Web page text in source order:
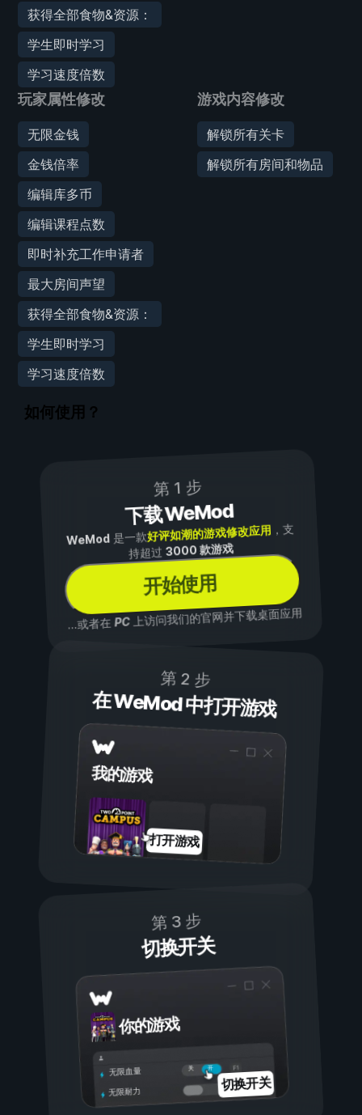
获得全部食物&资源：
学生即时学习
学习速度倍数
玩家属性修改
无限金钱
金钱倍率
编辑库多币
编辑课程点数
即时补充工作申请者
最大房间声望
获得全部食物&资源：
学生即时学习
学习速度倍数
游戏内容修改
解锁所有关卡
解锁所有房间和物品
如何使用？
第 1 步
下载 WeMod
WeMod是一款好评如潮的游戏修改应用 ，支
持超过3000 款游戏
开始使用
...或者在PC上访问我们的官网并下载桌面应用
第 2 步
在 WeMod 中打开游戏
我的游戏
打开游戏
第 3 步
切换开关
你的游戏
开
关
无限血量
无限耐力
切换开关